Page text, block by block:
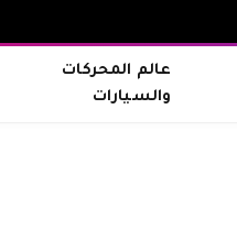
عالم المحركات
والسيارات